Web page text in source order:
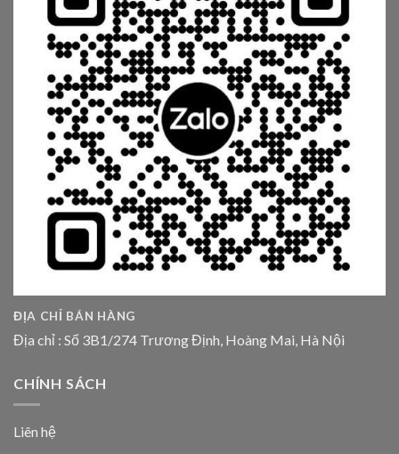
ĐỊA CHỈ BÁN HÀNG
Địa chỉ : Số 3B1/274 Trương Định, Hoàng Mai, Hà Nội
CHÍNH SÁCH
Liên hệ